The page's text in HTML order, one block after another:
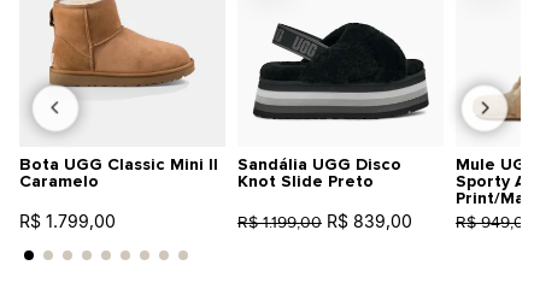
Bota UGG Classic Mini II
Caramelo
R$ 1.799,00
Sandália UGG Disco
Knot Slide Preto
R$ 1.199,00 R$ 839,00
Mule
Sporty
Print/
R$ 949,00